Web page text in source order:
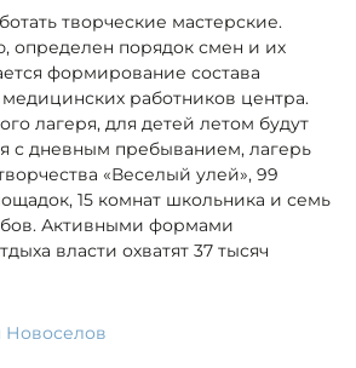
творческие мастерские.
определен порядок смен и их
формирование состава
медицинских работников центра.
лагеря, для детей летом будут
с дневным пребыванием, лагерь
«Веселый улей», 99
15 комнат школьника и семь
Активными формами
власти охватят 37 тысяч
Новоселов